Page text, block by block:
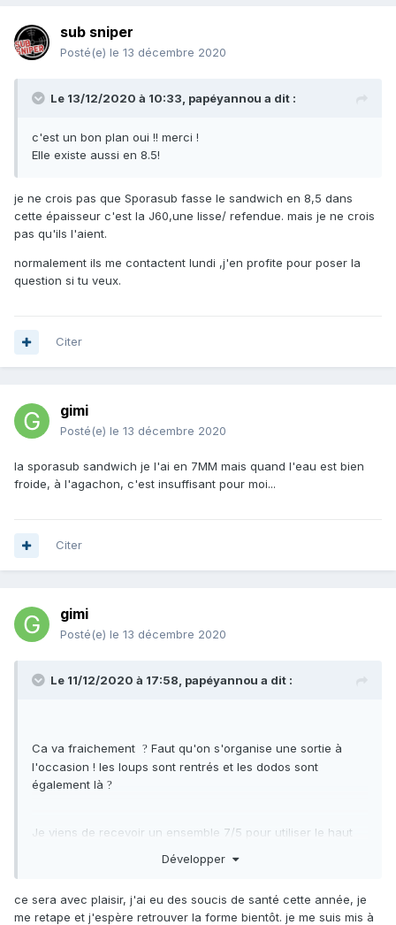
sub sniper
Posté(e) le 13 décembre 2020
Le 13/12/2020 à 10:33, papéyannou a dit :
c'est un bon plan oui !! merci !
Elle existe aussi en 8.5!
je ne crois pas que Sporasub fasse le sandwich en 8,5 dans
cette épaisseur c'est la J60,une lisse/ refendue. mais je ne crois
pas qu'ils l'aient.
normalement ils me contactent lundi ,j'en profite pour poser la
question si tu veux.
Citer
gimi
Posté(e) le 13 décembre 2020
la sporasub sandwich je l'ai en 7MM mais quand l'eau est bien
froide, à l'agachon, c'est insuffisant pour moi...
Citer
gimi
Posté(e) le 13 décembre 2020
Le 11/12/2020 à 17:58, papéyannou a dit :
Ca va fraichement ? Faut qu'on s'organise une sortie à
l'occasion ! les loups sont rentrés et les dodos sont
également là ?
Je viens de recevoir un ensemble 7/5 pour utiliser le haut
Je vais commander un bas en 7 également quand il sera
Si ca ne suffit pas je passerai à du 8.5 ou du 9... mais
bonjour les reins avec les plombs!!
Développer
ce sera avec plaisir, j'ai eu des soucis de santé cette année, je
me retape et j'espère retrouver la forme bientôt. je me suis mis à